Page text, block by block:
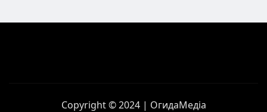
Copyright © 2024 | ОгидаМедіа